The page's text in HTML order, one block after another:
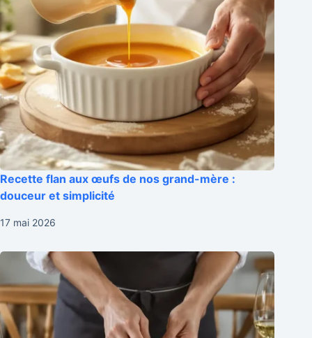
Recette flan aux œufs de nos grand-mère :
douceur et simplicité
17 mai 2026